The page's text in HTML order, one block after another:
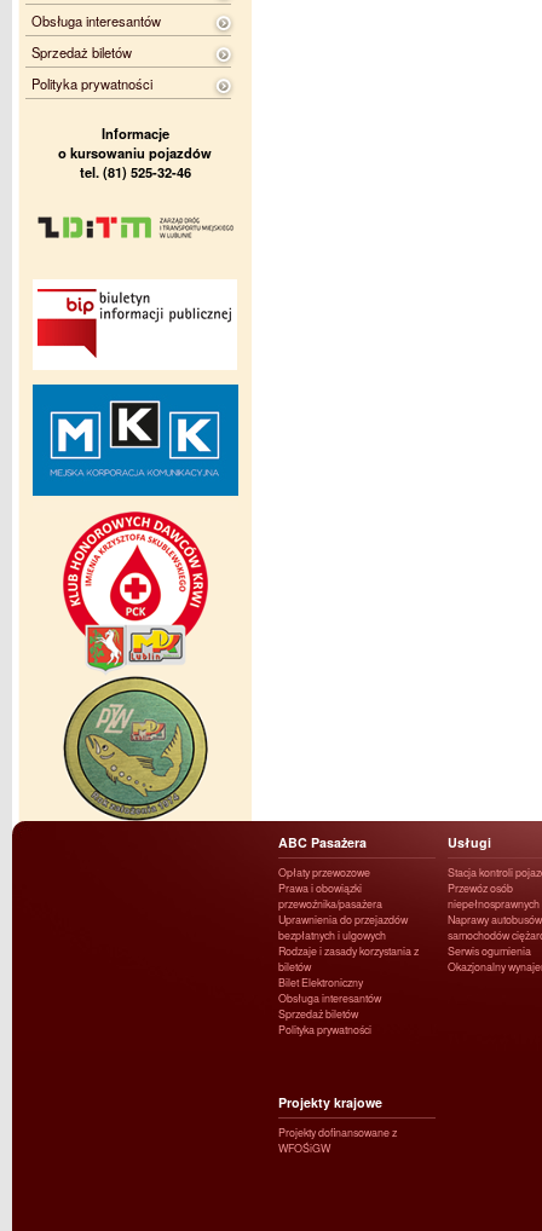
Obsługa interesantów
Sprzedaż biletów
Polityka prywatności
Informacje
o kursowaniu pojazdów
tel. (81) 525-32-46
ABC Pasażera
Opłaty przewozowe
Prawa i obowiązki
przewoźnika/pasażera
Uprawnienia do przejazdów
bezpłatnych i ulgowych
Rodzaje i zasady korzystania z
biletów
Bilet Elektroniczny
Obsługa interesantów
Sprzedaż biletów
Polityka prywatności
Usługi
Stacja kontroli
Przewóz osób
niepełnosprawnych
Naprawy
samochodów
Serwis ogumienia
Okazjonalny
Projekty krajowe
Projekty dofinansowane z
WFOŚiGW